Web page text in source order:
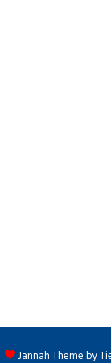
Jannah Theme by